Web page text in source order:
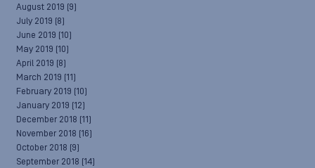
August 2019 (9)
July 2019 (8)
June 2019 (10)
May 2019 (10)
April 2019 (8)
March 2019 (11)
February 2019 (10)
January 2019 (12)
December 2018 (11)
November 2018 (16)
October 2018 (9)
September 2018 (14)